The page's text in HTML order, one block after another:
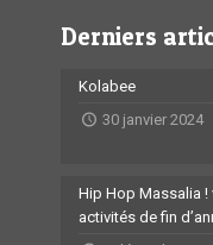
Derniers
Kolabee
30 janvier 2024
Hip Hop Massalia !
activités de fin